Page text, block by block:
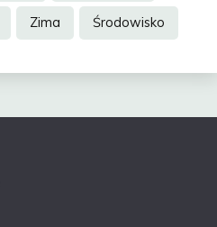
Zima Środowisko